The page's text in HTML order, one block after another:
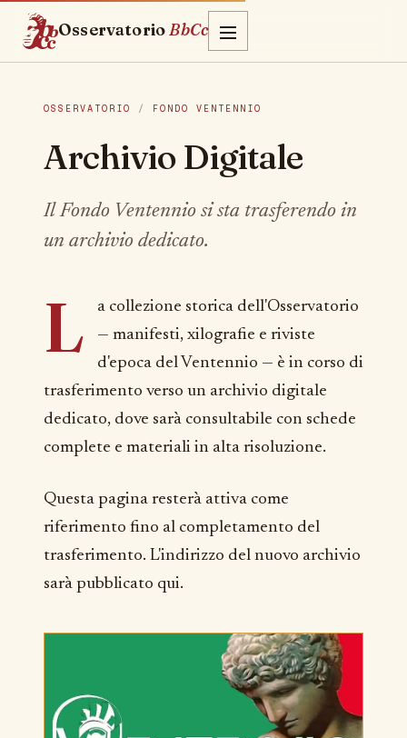
OsservatorioBbCc
OSSERVATORIO / FONDO VENTENNIO
Archivio Digitale
Il Fondo Ventennio si sta trasferendo in
un archivio dedicato.
L
a collezione storica dell'Osservatorio
— manifesti, xilografie e riviste
d'epoca del Ventennio — è in corso di
trasferimento verso un archivio digitale
dedicato, dove sarà consultabile con schede
complete e materiali in alta risoluzione.
Questa pagina resterà attiva come
riferimento fino al completamento del
trasferimento. L'indirizzo del nuovo archivio
sarà pubblicato qui.